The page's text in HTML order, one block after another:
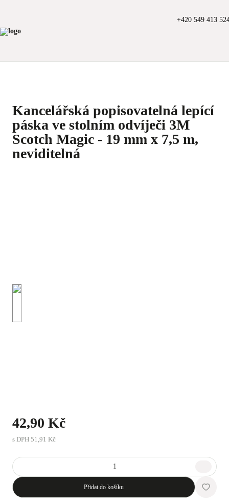
+420 549 413
Kancelářská popisovatelná lepící
páska ve stolním odvíječi 3M
Scotch Magic - 19 mm x 7,5 m,
neviditelná
42,90 Kč
s DPH 51,91 Kč
Přidat do košíku